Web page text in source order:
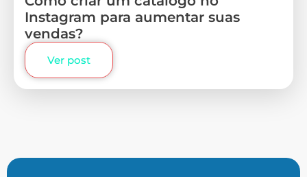
Instagram para aumentar suas
vendas?
Ver post